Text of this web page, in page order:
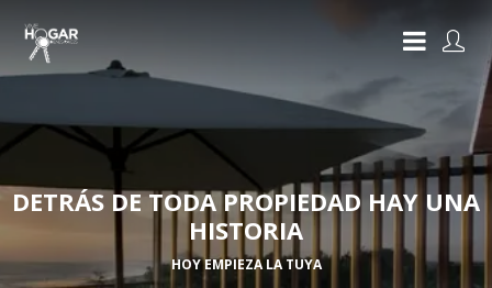
DETRÁS DE TODA PROPIEDAD HAY UNA
HISTORIA
HOY EMPIEZA LA TUYA